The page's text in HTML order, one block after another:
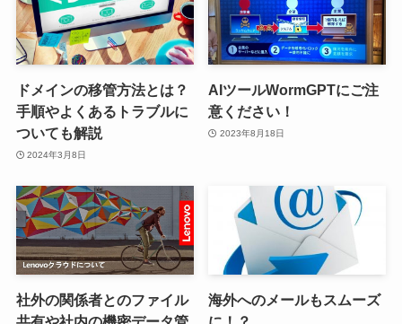
ドメインの移管方法とは？
手順やよくあるトラブルに
ついても解説
2024年3月8日
AIツールWormGPTにご注
意ください！
2023年8月18日
社外の関係者とのファイル
海外へのメールもスムーズ